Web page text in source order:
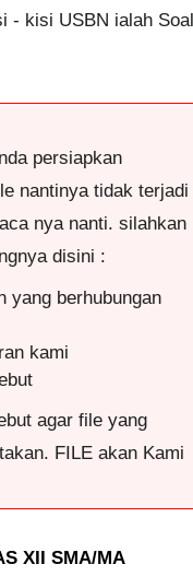
- kisi USBN ialah Soal
persiapkan
nantinya tidak terjadi
nya nanti. silahkan
disini :
yang berhubungan
kami
agar file yang
FILE akan Kami
XII SMA/MA